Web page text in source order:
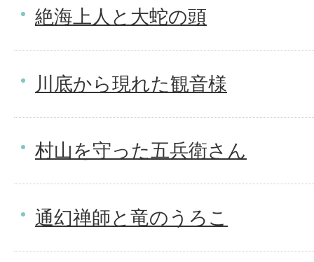
絶海上人と大蛇の頭
川底から現れた観音様
村山を守った五兵衛さん
通幻禅師と竜のうろこ